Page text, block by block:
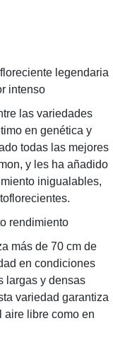
legendaria
intenso
las variedades
en genética y
todas las mejores
y les ha añadido
inigualables,
rendimiento
más de 70 cm de
en condiciones
largas y densas
variedad garantiza
aire libre como en